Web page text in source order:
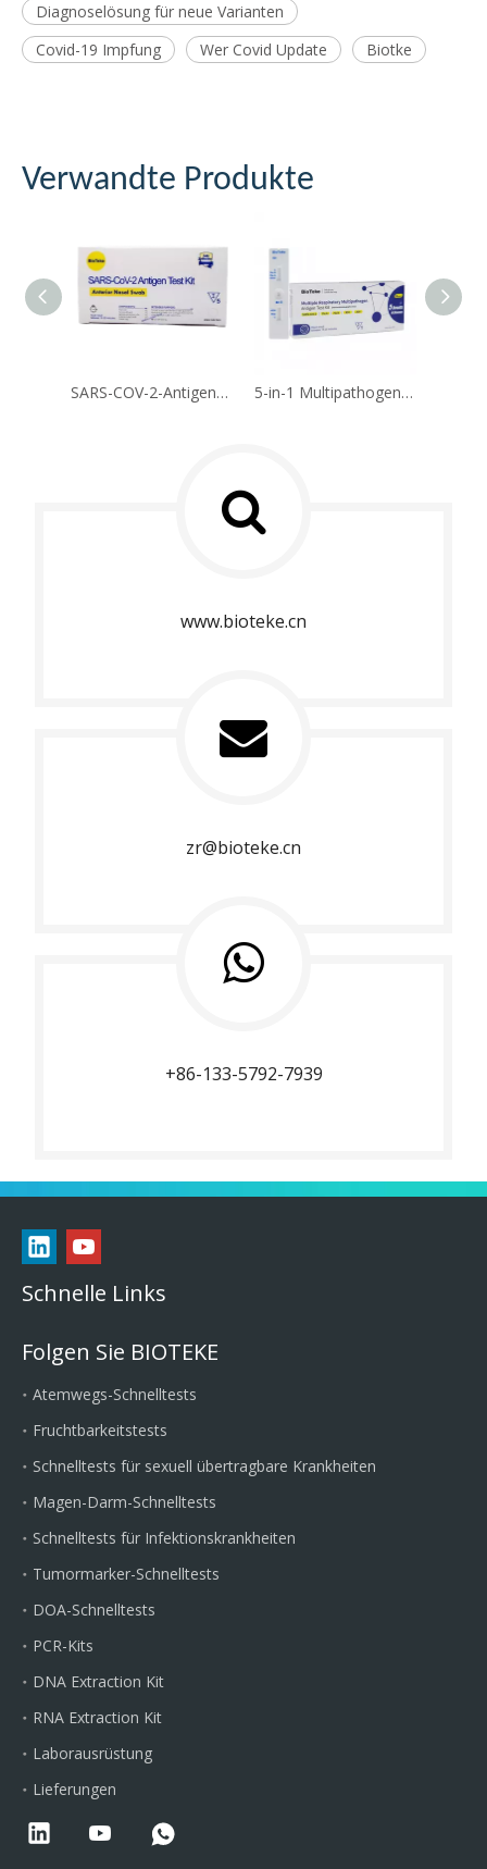
Diagnoselösung für neue Varianten
Covid-19 Impfung
Wer Covid Update Biotke
Verwandte Produkte
SARS-COV-2-Antigen-Rapid-Testkit (anteriorer Nasenabstrich) 5-in-1 Multipathogen-Antigen-Testkit (Selbsttest)
www.bioteke.cn
zr@bioteke.cn
+86-133-5792-7939
Schnelle Links
Folgen Sie BIOTEKE
Atemwegs-Schnelltests
Fruchtbarkeitstests
Schnelltests für sexuell übertragbare Krankheiten
Magen-Darm-Schnelltests
Schnelltests für Infektionskrankheiten
Tumormarker-Schnelltests
DOA-Schnelltests
PCR-Kits
DNA Extraction Kit
RNA Extraction Kit
Laborausrüstung
Lieferungen